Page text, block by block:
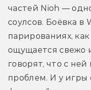
частей Nioh —
соулсов. Боёвка в
парированиях,
ощущается свежо
говорят, что с
проблем. И у игры